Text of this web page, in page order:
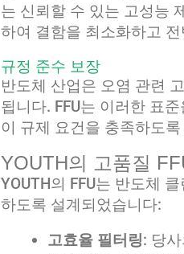
는 신뢰할 수 있는 고성능
하여 결함을 최소화하고
규정 준수 보장
반도체 산업은 오염 관련
됩니다. FFU는 이러한 표
이 규제 요건을 충족하도
YOUTH의 고품질
YOUTH의 FFU는 반도체
하도록 설계되었습니다:
고효율 필터링: 당